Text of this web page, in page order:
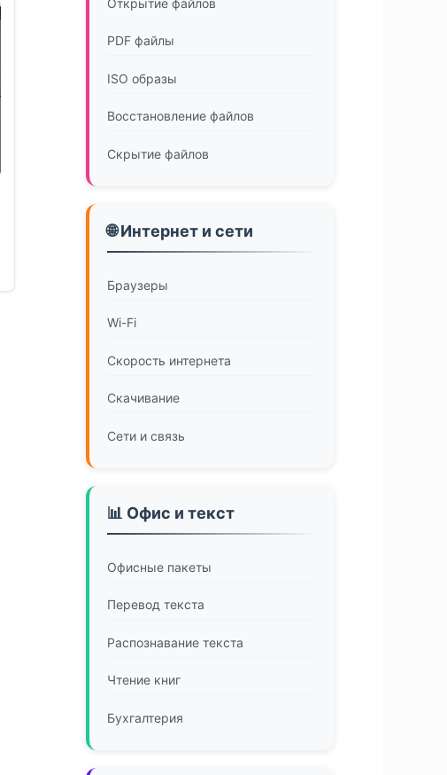
PDF файлы
ISO образы
Восстановление файлов
Скрытие файлов
🌐 Интернет и сети
Браузеры
Wi-Fi
Скорость интернета
Скачивание
Сети и связь
📊 Офис и текст
Офисные пакеты
Перевод текста
Распознавание текста
Чтение книг
Бухгалтерия